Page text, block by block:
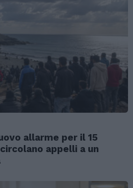
allarme per il 15
appelli a un